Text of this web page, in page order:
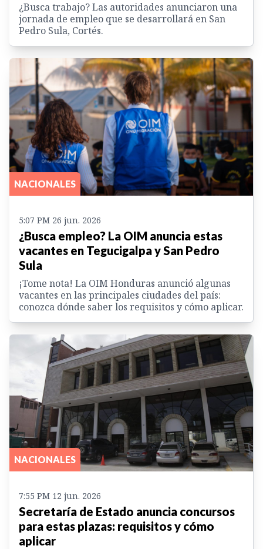
¿Busca trabajo? Las autoridades anunciaron una
jornada de empleo que se desarrollará en San
Pedro Sula, Cortés.
NACIONALES
5:07 PM 26 jun. 2026
¿Busca empleo? La OIM anuncia estas
vacantes en Tegucigalpa y San Pedro
Sula
¡Tome nota! La OIM Honduras anunció algunas
vacantes en las principales ciudades del país:
conozca dónde saber los requisitos y cómo aplicar.
NACIONALES
7:55 PM 12 jun. 2026
Secretaría de Estado anuncia concursos
para estas plazas: requisitos y cómo
aplicar